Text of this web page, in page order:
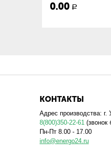
zz
тока отходящих
0.00 Р
КОНТАКТЫ
Адрес производства:
8(800)350-22-61 (звонок
Пн-Пт 8.00 - 17.00
info@energo24.ru